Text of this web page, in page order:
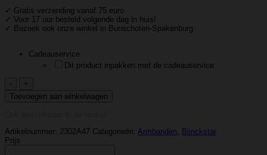
✓ Gratis verzending vanaf 75 euro
✓ Voor 17 uur besteld volgende dag in huis!
✓ Bezoek ook onze winkel in Bunschoten-Spakenburg
Cadeauservice
Dit product inpakken met de cadeauservice
Armbandje
Bruine
Kraaltjes
Toevoegen aan winkelwagen
Artikelnummer: 2302A47 Categorieën: Armbanden
Blinckstar
Prijs